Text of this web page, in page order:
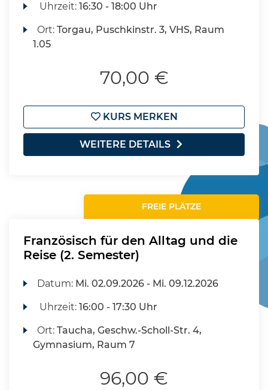
Uhrzeit:16:30 - 18:00 Uhr
Ort:Torgau, Puschkinstr. 3, VHS, Raum
1.05
70,00 €
KURS MERKEN
WEITERE DETAILS
FREIE PLÄTZE
Französisch für den Alltag und die
Reise (2. Semester)
Datum: Mi. 02.09.2026 - Mi. 09.12.2026
Uhrzeit:16:00 - 17:30 Uhr
Ort:Taucha, Geschw.-Scholl-Str. 4,
Gymnasium, Raum 7
96,00 €